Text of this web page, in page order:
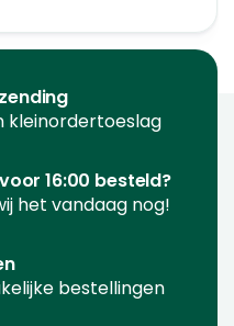
kleinordertoeslag
16:00 besteld?
het vandaag nog!
bestellingen